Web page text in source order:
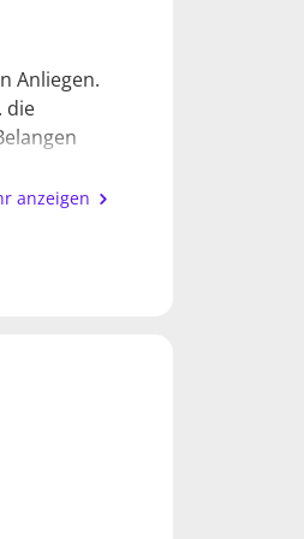
Anliegen.
die
anzeigen